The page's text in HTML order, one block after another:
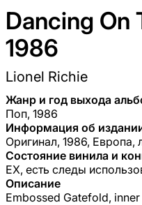
Dancing On
1986
Lionel Richie
Жанр и год выхода
Поп, 1986
Информация об
Оригинал, 1986, Европа,
Состояние винила и
EX, есть следы
Описание
Embossed Gatefold,